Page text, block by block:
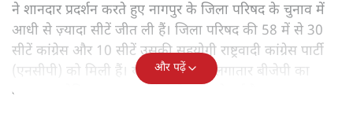
ने शानदार प्रदर्शन करते हुए नागपुर के जिला परिषद के चुनाव में
आधी से ज़्यादा सीटें जीत ली हैं। जिला परिषद की 58 में से 30
सीटें कांग्रेस और 10 सीटें उसकी सहयोगी राष्ट्रवादी कांग्रेस पार्टी
(एनसीपी) को मिली हैं। यहां 12 साल से लगातार बीजेपी का
कब्जा था लेकिन अब वह यहां से बेदख़ल हो गई है।
और पढ़ें